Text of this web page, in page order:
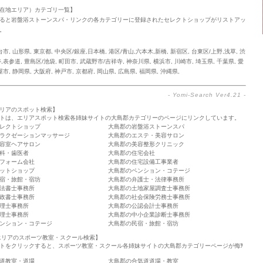
地エリア）カテゴリ一覧】
と岩盤浴ストーンスパ・リンクの各カテゴリーに登録されたセレクトショップがリストアッ
市 山形県 東京都 中央区/銀座,日本橋 港区/青山,六本木,新橋 新宿区 台東区/上野,浅草 渋
表参道
豊島区/池袋 町田市 武蔵野市/吉祥寺 神奈川県 横浜市 川崎市 埼玉県 千葉県 愛
市 静岡県 大阪府 神戸市 京都府 岡山県 広島県 福岡県 沖縄県
- Yomi-Search Ver4.21 -
アのスポット検索】
は、エリアスポット検索各姉妹サイトの大島郡カテゴリーのページにリンクしています。
クトショップ
大島郡の岩盤浴ストーンスパ
クゼーションマッサージ
大島郡のエステ・美容サロン
室ヘアサロン
大島郡の美容整形クリニック
・歯医者
大島郡の住宅会社
ォーム会社
大島郡の住宅設備工事業者
トショップ
大島郡のペンション・コテージ
・旅館・宿坊
大島郡の弁護士・法律事務所
書士事務所
大島郡の土地家屋調査士事務所
書士事務所
大島郡の社会保険労務士事務所
士事務所
大島郡の公認会計士事務所
士事務所
大島郡の中小企業診断士事務所
ション・コテージ
大島郡の民宿・旅館・宿坊
アのスポーツ教室・スクール検索】
をクリックすると、スポーツ教室・スクール各姉妹サイトの大島郡カテゴリーページが侮ｦ
教室・道場 大島郡の合気道道場・教室